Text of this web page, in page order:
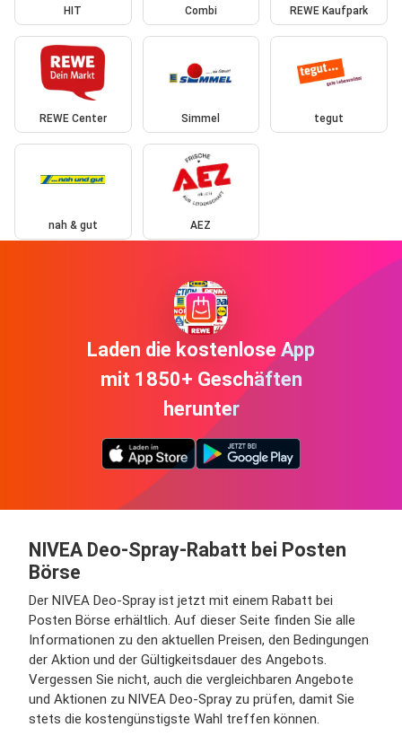
HIT Combi REWE Kaufpark
REWE Center Simmel tegut
nah & gut AEZ
Laden die kostenlose App
mit 1850+ Geschäften
herunter
NIVEA Deo-Spray-Rabatt bei Posten
Börse
Der NIVEA Deo-Spray ist jetzt mit einem Rabatt bei
Posten Börse erhältlich. Auf dieser Seite finden Sie alle
Informationen zu den aktuellen Preisen, den Bedingungen
der Aktion und der Gültigkeitsdauer des Angebots.
Vergessen Sie nicht, auch die vergleichbaren Angebote
und Aktionen zu NIVEA Deo-Spray zu prüfen, damit Sie
stets die kostengünstigste Wahl treffen können.